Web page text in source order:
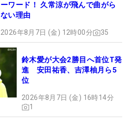
ーワード！ 久常涼が飛んで曲がら
ない理由
2026年8月7日 (金) 12時00分 35
鈴木愛が大会2勝目へ首位T発
進 安田祐香、吉澤柚月ら5
位
2026年8月7日 (金) 16時14分
1